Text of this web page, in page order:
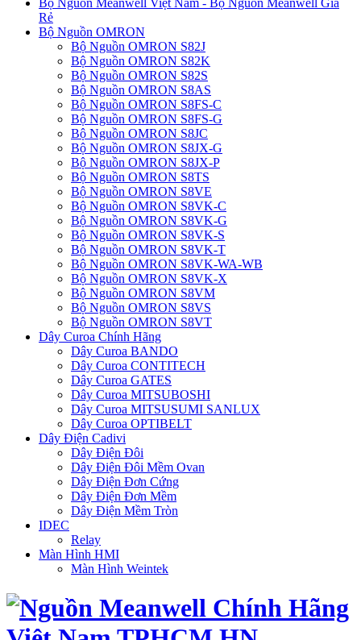
Bộ Nguồn Meanwell Việt Nam - Bộ Nguồn Meanwell Giá
Rẻ
Bộ Nguồn OMRON
Bộ Nguồn OMRON S82J
Bộ Nguồn OMRON S82K
Bộ Nguồn OMRON S82S
Bộ Nguồn OMRON S8AS
Bộ Nguồn OMRON S8FS-C
Bộ Nguồn OMRON S8FS-G
Bộ Nguồn OMRON S8JC
Bộ Nguồn OMRON S8JX-G
Bộ Nguồn OMRON S8JX-P
Bộ Nguồn OMRON S8TS
Bộ Nguồn OMRON S8VE
Bộ Nguồn OMRON S8VK-C
Bộ Nguồn OMRON S8VK-G
Bộ Nguồn OMRON S8VK-S
Bộ Nguồn OMRON S8VK-T
Bộ Nguồn OMRON S8VK-WA-WB
Bộ Nguồn OMRON S8VK-X
Bộ Nguồn OMRON S8VM
Bộ Nguồn OMRON S8VS
Bộ Nguồn OMRON S8VT
Dây Curoa Chính Hãng
Dây Curoa BANDO
Dây Curoa CONTITECH
Dây Curoa GATES
Dây Curoa MITSUBOSHI
Dây Curoa MITSUSUMI SANLUX
Dây Curoa OPTIBELT
Dây Điện Cadivi
Dây Điện Đôi
Dây Điện Đôi Mềm Ovan
Dây Điện Đơn Cứng
Dây Điện Đơn Mềm
Dây Điện Mềm Tròn
IDEC
Relay
Màn Hình HMI
Màn Hình Weintek